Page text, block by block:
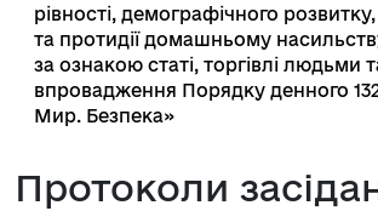
рівності, демографічного
та протидії домашньому
за ознакою статі, торгівлі людьми
впровадження Порядку денного
Мир. Безпека»
Протоколи